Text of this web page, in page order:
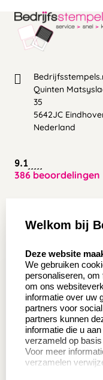
Quinten
35
5642JC
Nederland
9.1
386 beoordelingen
Aanvraag op maat
Wederverkoper
worden
Sale
Betaling &
Welkom bij
Deze website
We gebruiken
personaliseren,
om ons
informatie over uw
partners voor
partners kunnen
informatie die u
verzameld op
Voor meer
verzamelen